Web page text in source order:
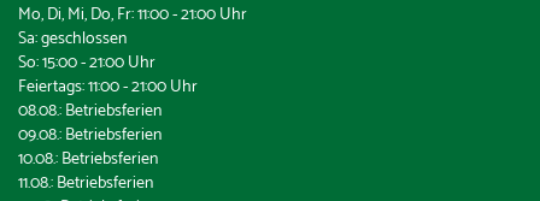
Mo, Di, Mi, Do, Fr: 11:00 - 21:00 Uhr
Sa: geschlossen
So: 15:00 - 21:00 Uhr
Feiertags: 11:00 - 21:00 Uhr
08.08.: Betriebsferien
09.08.: Betriebsferien
10.08.: Betriebsferien
11.08.: Betriebsferien